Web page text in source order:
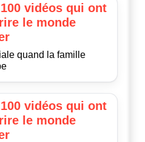
vidéos qui ont
le monde
quand la famille
vidéos qui ont
le monde